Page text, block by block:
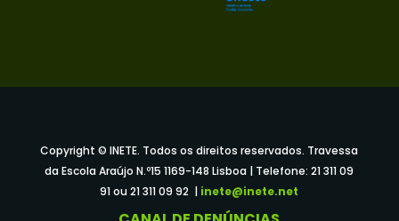
Copyright © INETE. Todos os direitos reservados. Travessa
da Escola Araújo N.º15 1169-148 Lisboa | Telefone: 21 311 09
91 ou 21 311 09 92 | inete@inete.net